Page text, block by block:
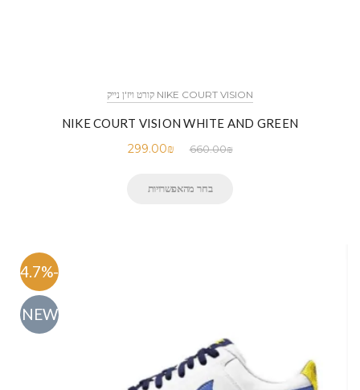
NIKE COURT VISION קורט ויז'ן נייק
NIKE COURT VISION WHITE AND GREEN
660.00₪
299.00₪
בחר מהאפשרויות
-54.7%
NEW